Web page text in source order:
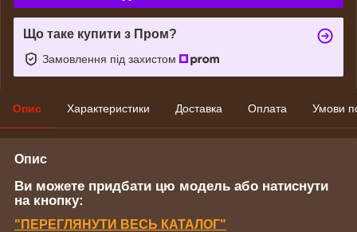
Що таке купити з Пром?
Замовлення під захистом
Опис Характеристики Доставка Оплата Умови
Опис
Ви можете придбати цю модель або натиснути
на кнопку:
"ПЕРЕГЛЯНУТИ ВЕСЬ КАТАЛОГ"